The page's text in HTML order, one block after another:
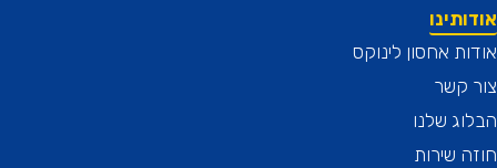
אחסון לינוקס
קשר
שלנו
שירות